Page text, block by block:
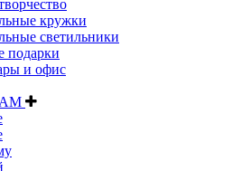
кружки
светильники
подарки
и офис